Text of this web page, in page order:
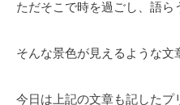
ただそこで時を過ごし、語ら
そんな景色が見えるような文
今日は上記の文章も記したプ